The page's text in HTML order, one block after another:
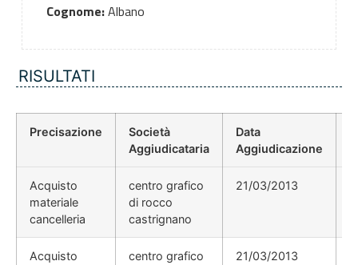
Cognome:Albano
RISULTATI
Precisazione
Società
Aggiudicataria
Data
Aggiudicazione
Acquisto
materiale
cancelleria
centro grafico
di rocco
castrignano
21/03/2013
Acquisto
centro grafico
21/03/2013